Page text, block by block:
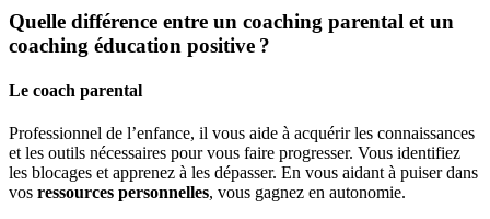
Quelle différence entre un coaching parental et un
coaching éducation positive ?
Le coach parental
Professionnel de l’enfance, il vous aide à acquérir les connaissances
et les outils nécessaires pour vous faire progresser. Vous identifiez
les blocages et apprenez à les dépasser. En vous aidant à puiser dans
vos ressources personnelles, vous gagnez en autonomie.